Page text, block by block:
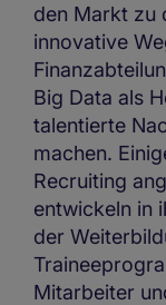
den Markt zu
innovative
Big Data als
talentierte
machen.
Recruiting
entwickeln in
der
Mitarbeiter